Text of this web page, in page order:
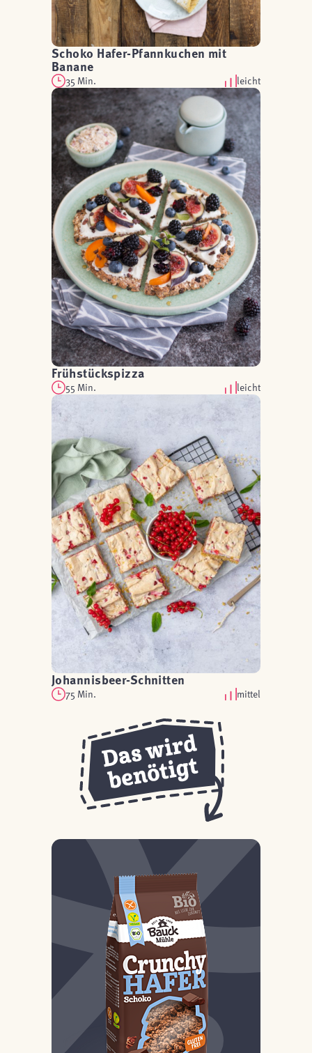
Schoko Hafer-Pfannkuchen mit
Banane
35 Min. leicht
Frühstückspizza
55 Min. leicht
Johannisbeer-Schnitten
75 Min. mittel